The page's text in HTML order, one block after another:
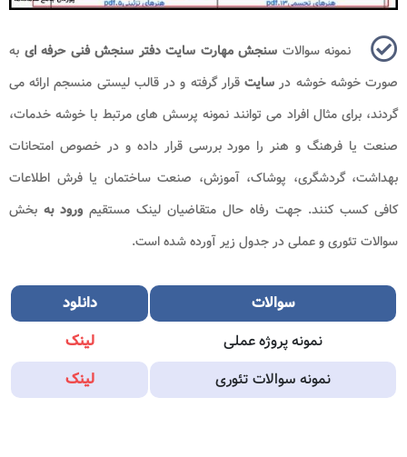
نمونه سوالات سنجش مهارت سایت دفتر سنجش فنی حرفه ای به
صورت خوشه خوشه در سایتقرار گرفته و در قالب لیستی منسجم ارائه می
گردند، برای مثال افراد می توانند نمونه پرسش های مرتبط با خوشه خدمات،
صنعت یا فرهنگ و هنر را مورد بررسی قرار داده و در خصوص امتحانات
بهداشت، گردشگری، پوشاک، آموزش، صنعت ساختمان یا فرش اطلاعات
کافی کسب کنند. جهت رفاه حال متقاضیان لینک مستقیم ورود به بخش
سوالات تئوری و عملی در جدول زیر آورده شده است.
سوالات
دانلود
نمونه پروژه عملی
لینک
نمونه سوالات تئوری
لینک